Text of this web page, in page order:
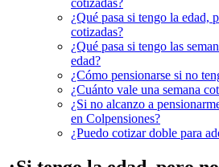
¿Qué pasa si tengo la edad,
cotizadas?
¿Qué pasa si tengo las
edad?
¿Cómo pensionarse si no
¿Cuánto vale una semana
¿Si no alcanzo a
en Colpensiones?
¿Puedo cotizar doble para